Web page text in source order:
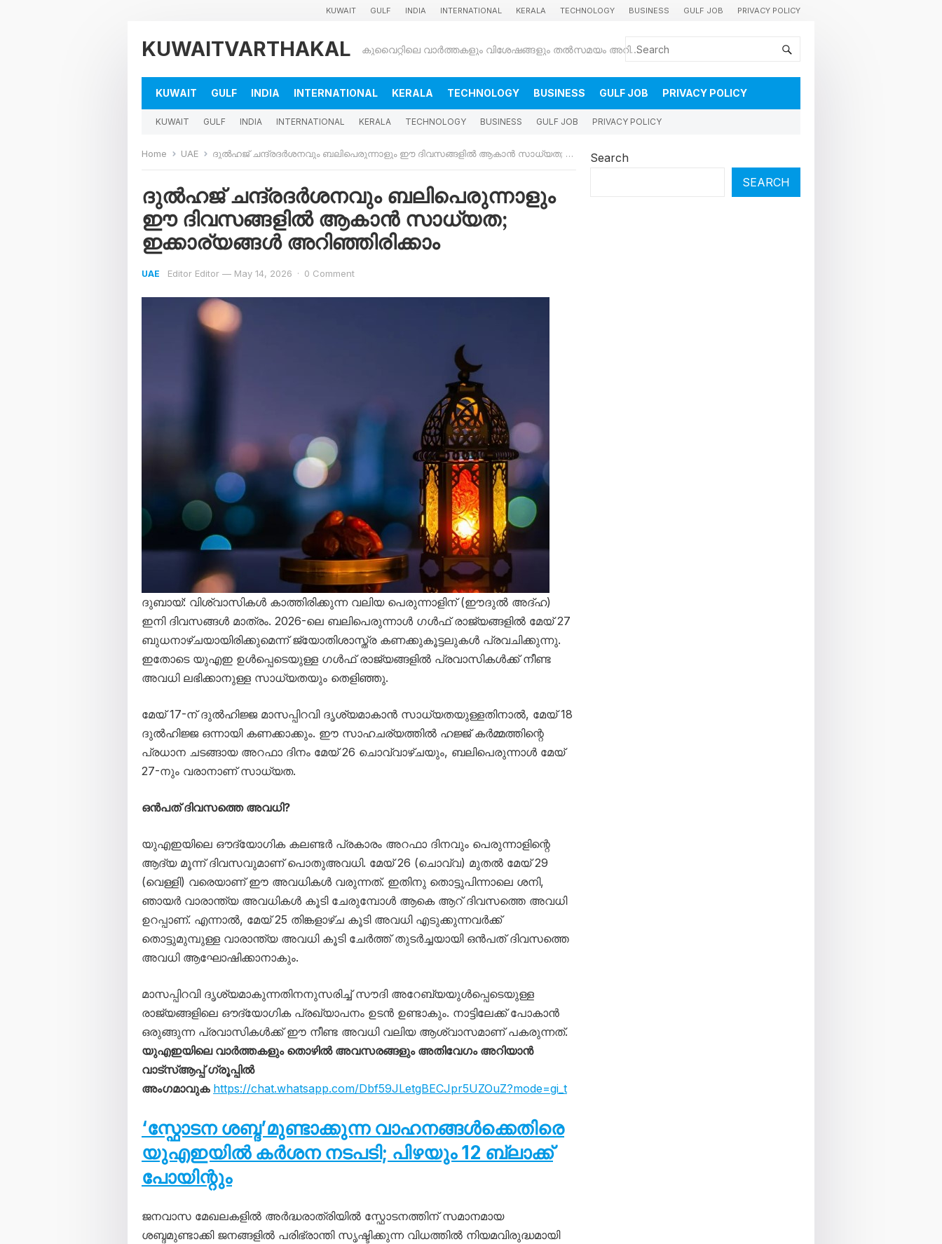
KUWAIT GULF INDIA INTERNATIONAL KERALA TECHNOLOGY BUSINESS GULF JOB PRIVACY POLICY
KUWAITVARTHAKAL കുവൈറ്റിലെ വാർത്തകളും വിശേഷങ്ങളും തൽസമയം അറിയാൻ
KUWAIT GULF INDIA INTERNATIONAL KERALA TECHNOLOGY BUSINESS GULF JOB PRIVACY POLICY
KUWAIT GULF INDIA INTERNATIONAL KERALA TECHNOLOGY BUSINESS GULF JOB PRIVACY POLICY
Home UAE ദുൽഹജ് ചന്ദ്രദർശനവും ബലിപെരുന്നാളും ഈ ദിവസങ്ങളിൽ ആകാൻ സാധ്യത; ഇക്കാര്യങ്ങൾ അറി‍ഞ്ഞിരിക്കാം
ദുൽഹജ് ചന്ദ്രദർശനവും ബലിപെരുന്നാളും
ഈ ദിവസങ്ങളിൽ ആകാൻ സാധ്യത;
ഇക്കാര്യങ്ങൾ അറി‍ഞ്ഞിരിക്കാം
UAE Editor Editor — May 14, 2026 · 0 Comment
ദുബായ്: വിശ്വാസികൾ കാത്തിരിക്കുന്ന വലിയ പെരുന്നാളിന് (ഈദുൽ അദ്ഹ)
ഇനി ദിവസങ്ങൾ മാത്രം. 2026-ലെ ബലിപെരുന്നാൾ ഗൾഫ് രാജ്യങ്ങളിൽ മേയ് 27
ബുധനാഴ്ചയായിരിക്കുമെന്ന് ജ്യോതിശാസ്ത്ര കണക്കുകൂട്ടലുകൾ പ്രവചിക്കുന്നു.
ഇതോടെ യുഎഇ ഉൾപ്പെടെയുള്ള ഗൾഫ് രാജ്യങ്ങളിൽ പ്രവാസികൾക്ക് നീണ്ട
അവധി ലഭിക്കാനുള്ള സാധ്യതയും തെളിഞ്ഞു.
മേയ് 17-ന് ദുൽഹിജ്ജ മാസപ്പിറവി ദൃശ്യമാകാൻ സാധ്യതയുള്ളതിനാൽ, മേയ് 18
ദുൽഹിജ്ജ ഒന്നായി കണക്കാക്കും. ഈ സാഹചര്യത്തിൽ ഹജ്ജ് കർമ്മത്തിന്റെ
പ്രധാന ചടങ്ങായ അറഫാ ദിനം മേയ് 26 ചൊവ്വാഴ്ചയും, ബലിപെരുന്നാൾ മേയ്
27-നും വരാനാണ് സാധ്യത.
ഒൻപത് ദിവസത്തെ അവധി?
യുഎഇയിലെ ഔദ്യോഗിക കലണ്ടർ പ്രകാരം അറഫാ ദിനവും പെരുന്നാളിന്റെ
ആദ്യ മൂന്ന് ദിവസവുമാണ് പൊതുഅവധി. മേയ് 26 (ചൊവ്വ) മുതൽ മേയ് 29
(വെള്ളി) വരെയാണ് ഈ അവധികൾ വരുന്നത്. ഇതിനു തൊട്ടുപിന്നാലെ ശനി,
ഞായർ വാരാന്ത്യ അവധികൾ കൂടി ചേരുമ്പോൾ ആകെ ആറ് ദിവസത്തെ അവധി
ഉറപ്പാണ്. എന്നാൽ, മേയ് 25 തിങ്കളാഴ്ച കൂടി അവധി എടുക്കുന്നവർക്ക്
തൊട്ടുമുമ്പുള്ള വാരാന്ത്യ അവധി കൂടി ചേർത്ത് തുടർച്ചയായി ഒൻപത് ദിവസത്തെ
അവധി ആഘോഷിക്കാനാകും.
മാസപ്പിറവി ദൃശ്യമാകുന്നതിനനുസരിച്ച് സൗദി അറേബ്യയുൾപ്പെടെയുള്ള
രാജ്യങ്ങളിലെ ഔദ്യോഗിക പ്രഖ്യാപനം ഉടൻ ഉണ്ടാകും. നാട്ടിലേക്ക് പോകാൻ
ഒരുങ്ങുന്ന പ്രവാസികൾക്ക് ഈ നീണ്ട അവധി വലിയ ആശ്വാസമാണ് പകരുന്നത്.
യുഎഇയിലെ വാർത്തകളും തൊഴിൽ അവസരങ്ങളും അതിവേഗം അറിയാൻ
വാട്സ്ആപ്പ് ഗ്രൂപ്പിൽ
അംഗമാവുക https://chat.whatsapp.com/Dbf59JLetgBECJpr5UZOuZ?mode=gi_t
‘സ്ഫോടന ശബ്ദ’മുണ്ടാക്കുന്ന വാഹനങ്ങൾക്കെതിരെ
യുഎഇയിൽ കർശന നടപടി; പിഴയും 12 ബ്ലാക്ക്
പോയിന്റും
ജനവാസ മേഖലകളിൽ അർദ്ധരാത്രിയിൽ സ്ഫോടനത്തിന് സമാനമായ
ശബ്ദമുണ്ടാക്കി ജനങ്ങളിൽ പരിഭ്രാന്തി സൃഷ്ടിക്കുന്ന വിധത്തിൽ നിയമവിരുദ്ധമായി
Search
SEARCH